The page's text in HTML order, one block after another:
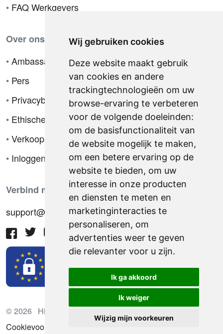
Wij gebruiken cookies
Deze website maakt gebruik
van cookies en andere
trackingtechnologieën om uw
browse-ervaring te verbeteren
voor de volgende doeleinden:
om de basisfunctionaliteit van
de website mogelijk te maken,
om een betere ervaring op de
website te bieden, om uw
interesse in onze producten
en diensten te meten en
marketinginteracties te
personaliseren, om
advertenties weer te geven
die relevanter voor u zijn.
Ik ga akkoord
Ik weiger
Wijzig mijn voorkeuren
• FAQ Werkgevers
Over ons
•Ambassador
• Pers
• Privacybeleid
• Ethische code
•Verkoopsvoorwaarden
• Inloggen
Verbind met ons
support@hiringnotes.com
© 2026 Hiring Notes. Internationaal wervingsplatform
Cookievoorkeuren bijwerken